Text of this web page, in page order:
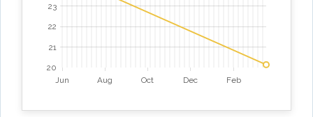
Jun Aug Oct Dec Feb
20
21
22
23